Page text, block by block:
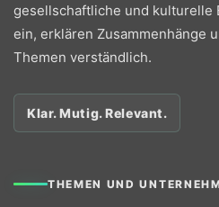
gesellschaftliche und kulturelle
ein, erklären Zusammenhänge
Themen verständlich.
Klar. Mutig. Relevant.
THEMEN UND